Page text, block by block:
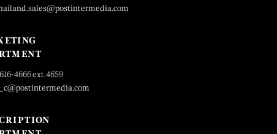
4666 ext.4659